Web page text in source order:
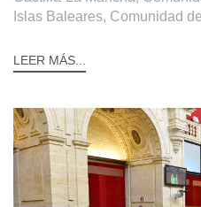
Islas Baleares, Comunidad
LEER MÁS...